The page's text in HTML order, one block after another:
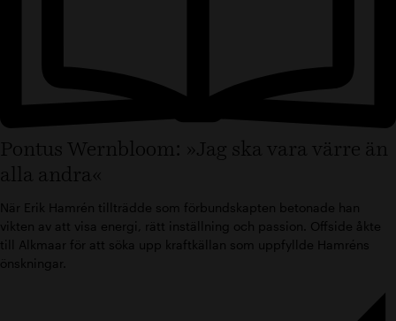
Pontus Wernbloom: »Jag ska vara värre än
alla andra«
När Erik Hamrén tillträdde som förbundskapten betonade han
vikten av att visa energi, rätt inställning och passion. Offside åkte
till Alkmaar för att söka upp kraftkällan som uppfyllde Hamréns
önskningar.